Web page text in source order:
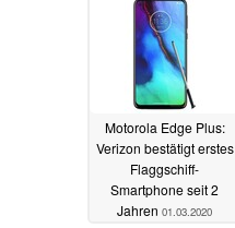
Motorola Edge Plus:
Verizon bestätigt erstes
Flaggschiff-
Smartphone seit 2
Jahren 01.03.2020